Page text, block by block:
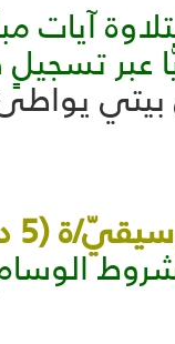
آيات
عبر
بيتي
(5 دقائق):